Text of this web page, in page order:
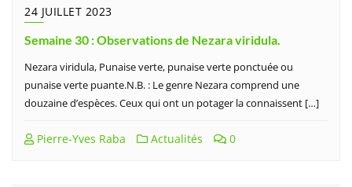
24 JUILLET 2023
Semaine 30 : Observations de Nezara viridula.
Nezara viridula, Punaise verte, punaise verte ponctuée ou
punaise verte puante.N.B. : Le genre Nezara comprend une
douzaine d’espèces. Ceux qui ont un potager la connaissent […]
Pierre-Yves Raba Actualités 0